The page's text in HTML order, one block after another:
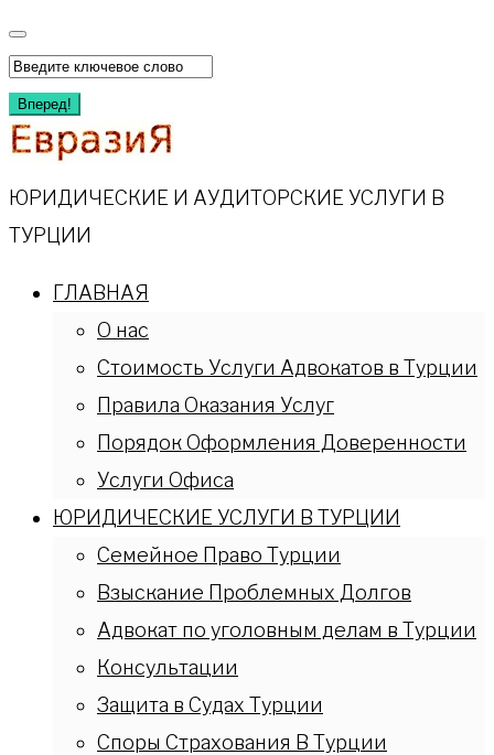
Перейти
к
содержимому
Искать:
Вперед!
ЮРИДИЧЕСКИЕ И АУДИТОРСКИЕ УСЛУГИ В
ТУРЦИИ
ГЛАВНАЯ
О нас
Стоимость Услуги Адвокатов в Турции
Правила Оказания Услуг
Порядок Оформления Доверенности
Услуги Офиса
ЮРИДИЧЕСКИЕ УСЛУГИ В ТУРЦИИ
Семейное Право Турции
Взыскание Проблемных Долгов
Адвокат по уголовным делам в Турции
Консультации
Защита в Судах Турции
Споры Страхования В Турции